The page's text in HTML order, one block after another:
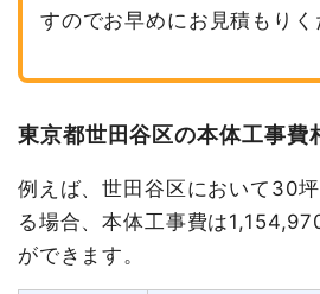
すのでお早めにお見積もりく
東京都世田谷区の本体工事費
例えば、世田谷区において30
る場合、本体工事費は
ができます。